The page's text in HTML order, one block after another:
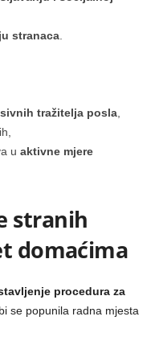
stranaca
tražitelja posla
u aktivne mjere
stranih
domaćima
procedura za
bi se popunila radna mjesta